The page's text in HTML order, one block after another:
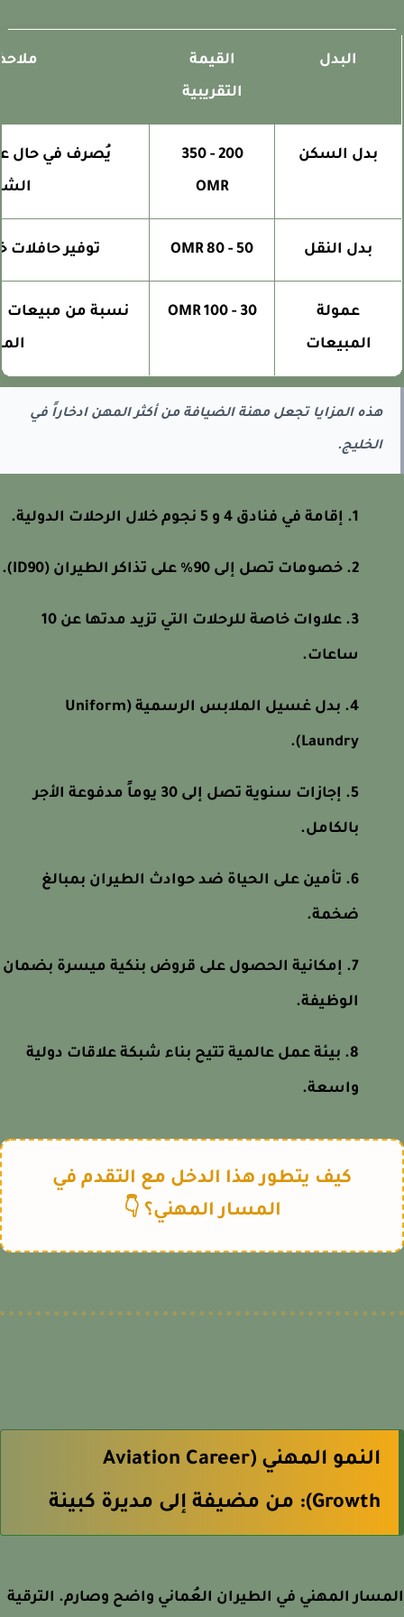
البدل
القيمة
التقريبية
بدل السكن
200 - 350
OMR
يُصرف في حال
بدل النقل 50 - 80 OMR توفير حافلات
عمولة
المبيعات
30 - 100 OMR
نسبة من مبيعات
المتن
هذه المزايا تجعل مهنة الضيافة من أكثر المهن ادخاراً في
الخليج.
إقامة في فنادق 4 و 5 نجوم خلال الرحلات الدولية.
خصومات تصل إلى 90% على تذاكر الطيران (ID90).
علاوات خاصة للرحلات التي تزيد مدتها عن 10
ساعات.
بدل غسيل الملابس الرسمية (Uniform
Laundry).
إجازات سنوية تصل إلى 30 يوماً مدفوعة الأجر
بالكامل.
تأمين على الحياة ضد حوادث الطيران بمبالغ
ضخمة.
إمكانية الحصول على قروض بنكية ميسرة بضمان
الوظيفة.
بيئة عمل عالمية تتيح بناء شبكة علاقات دولية
واسعة.
كيف يتطور هذا الدخل مع التقدم في
المسار المهني؟ 👇
النمو المهني (Aviation Career
Growth): من مضيفة إلى مديرة كبينة
المهني في الطيران العُماني واضح وصارم. الترقية